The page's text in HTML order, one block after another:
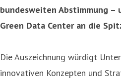
bundesweiten Abstimmung –
Green Data Center an die
Die Auszeichnung würdigt
innovativen Konzepten und